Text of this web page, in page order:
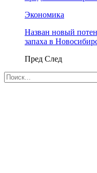
Экономика
Назван новый
запаха в
Пред След